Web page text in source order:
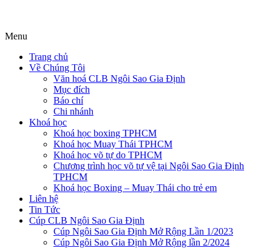
Menu
Trang chủ
Về Chúng Tôi
Văn hoá CLB Ngôi Sao Gia Định
Mục đích
Báo chí
Chi nhánh
Khoá học
Khoá học boxing TPHCM
Khoá học Muay Thái TPHCM
Khoá học võ tự do TPHCM
Chương trình học võ tự vệ tại Ngôi Sao Gia Định
TPHCM
Khoá học Boxing – Muay Thái cho trẻ em
Liên hệ
Tin Tức
Cúp CLB Ngôi Sao Gia Định
Cúp Ngôi Sao Gia Định Mở Rộng Lần 1/2023
Cúp Ngôi Sao Gia Định Mở Rộng lần 2/2024